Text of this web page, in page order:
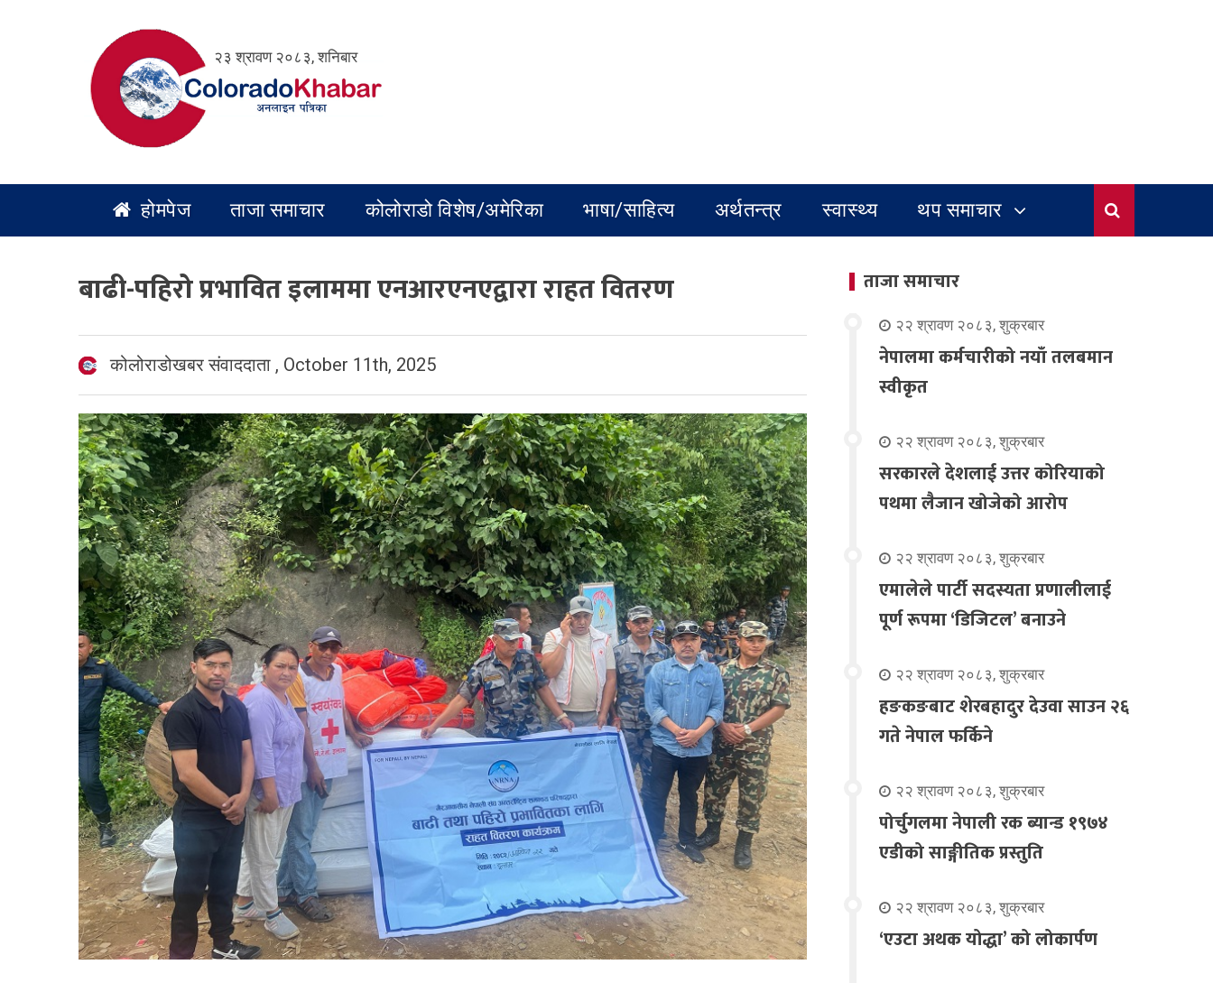
२३ श्रावण २०८३, शनिबार
होमपेज ताजा समाचार कोलोराडो विशेष/अमेरिका भाषा/साहित्य अर्थतन्त्र स्वास्थ्य थप समाचार
बाढी-पहिरो प्रभावित इलाममा एनआरएनएद्वारा राहत वितरण
कोलोराडोखबर संवाददाता , October 11th, 2025
ताजा समाचार
२२ श्रावण २०८३, शुक्रबार
नेपालमा कर्मचारीको नयाँ तलबमान
स्वीकृत
२२ श्रावण २०८३, शुक्रबार
सरकारले देशलाई उत्तर कोरियाको
पथमा लैजान खोजेको आरोप
२२ श्रावण २०८३, शुक्रबार
एमालेले पार्टी सदस्यता प्रणालीलाई
पूर्ण रूपमा ‘डिजिटल’ बनाउने
२२ श्रावण २०८३, शुक्रबार
हङकङबाट शेरबहादुर देउवा साउन २६
गते नेपाल फर्किने
२२ श्रावण २०८३, शुक्रबार
पोर्चुगलमा नेपाली रक ब्यान्ड १९७४
एडीको साङ्गीतिक प्रस्तुति
२२ श्रावण २०८३, शुक्रबार
‘एउटा अथक योद्धा’ को लोकार्पण